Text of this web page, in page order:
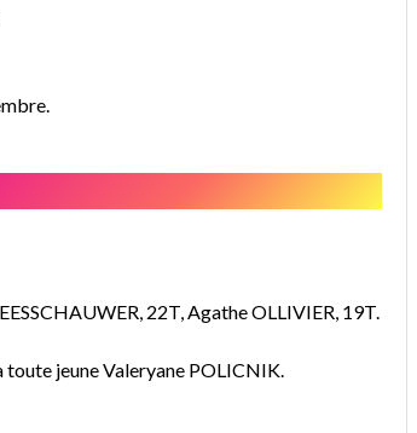
22T, Agathe OLLIVIER, 19T.
toute jeune Valeryane POLICNIK.